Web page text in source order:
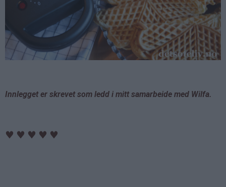
Innlegget er skrevet som ledd i mitt samarbeide med Wilfa.
♥ ♥ ♥ ♥ ♥